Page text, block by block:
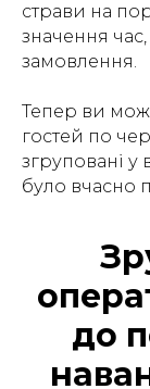
страви на
значення
замовлення.
Тепер ви
гостей по
згруповані у
було вчасно
до